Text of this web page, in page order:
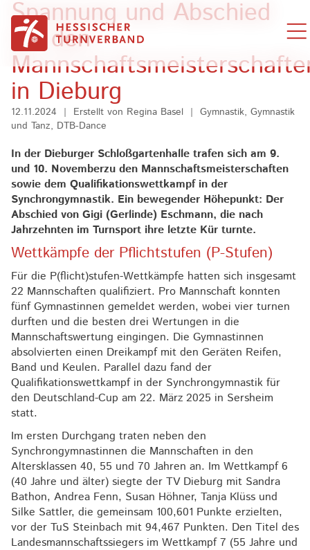
Zum Inhalt springen
Spannung und Abschied
bei den
in Dieburg
12.11.2024 | Erstellt von Regina Basel | Gymnastik, Gymnastik
und Tanz, DTB-Dance
In der Dieburger Schloßgartenhalle trafen sich am 9.
und 10. Novemberzu den Mannschaftsmeisterschaften
sowie dem Qualifikationswettkampf in der
Synchrongymnastik. Ein bewegender Höhepunkt: Der
Abschied von Gigi (Gerlinde) Eschmann, die nach
Jahrzehnten im Turnsport ihre letzte Kür turnte.
Wettkämpfe der Pflichtstufen (P-Stufen)
Für die P(flicht)stufen-Wettkämpfe hatten sich insgesamt
22 Mannschaften qualifiziert. Pro Mannschaft konnten
fünf Gymnastinnen gemeldet werden, wobei vier turnen
durften und die besten drei Wertungen in die
Mannschaftswertung eingingen. Die Gymnastinnen
absolvierten einen Dreikampf mit den Geräten Reifen,
Band und Keulen. Parallel dazu fand der
Qualifikationswettkampf in der Synchrongymnastik für
den Deutschland-Cup am 22. März 2025 in Sersheim
statt.
Im ersten Durchgang traten neben den
Synchrongymnastinnen die Mannschaften in den
Altersklassen 40, 55 und 70 Jahren an. Im Wettkampf 6
(40 Jahre und älter) siegte der TV Dieburg mit Sandra
Bathon, Andrea Fenn, Susan Höhner, Tanja Klüss und
Silke Sattler, die gemeinsam 100,601 Punkte erzielten,
vor der TuS Steinbach mit 94,467 Punkten. Den Titel des
Landesmannschaftssiegers im Wettkampf 7 (55 Jahre und